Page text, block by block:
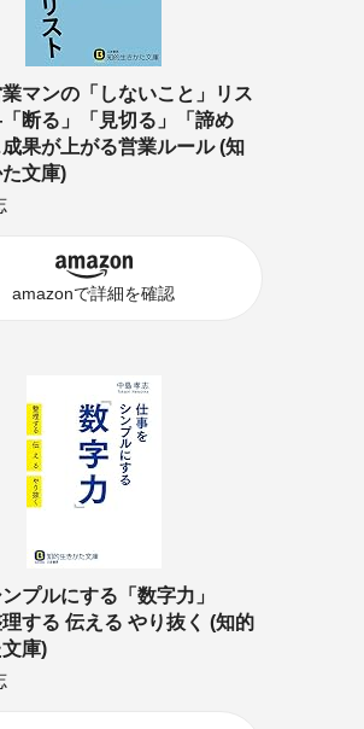
マンの「しないこと」リス
断る」「見切る」「諦め
果が上がる営業ルール (知
文庫)
amazonで詳細を確認
プルにする「数字力」
る 伝える やり抜く (知的
庫)